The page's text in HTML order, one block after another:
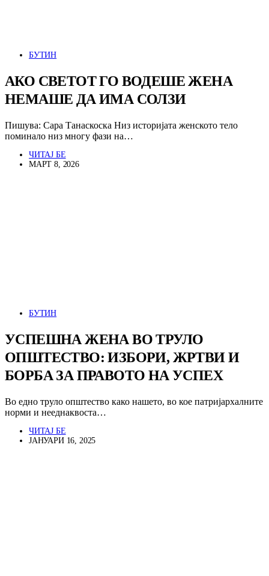
БУТИН
АКО СВЕТОТ ГО ВОДЕШЕ ЖЕНА
НЕМАШЕ ДА ИМА СОЛЗИ
Пишува: Сара Танаскоска Низ историјата женското тело
поминало низ многу фази на…
ЧИТАЈ БЕ
МАРТ 8, 2026
БУТИН
УСПЕШНА ЖЕНА ВО ТРУЛО
ОПШТЕСТВО: ИЗБОРИ, ЖРТВИ И
БОРБА ЗА ПРАВОТО НА УСПЕХ
Во едно труло општество како нашето, во кое патријархалните
норми и нееднаквоста…
ЧИТАЈ БЕ
ЈАНУАРИ 16, 2025